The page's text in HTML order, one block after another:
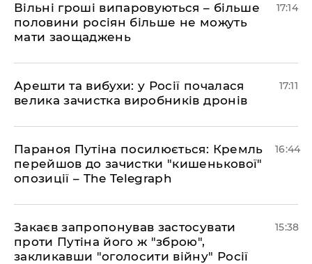
Вільні гроші випаровуються – більше
половини росіян більше не можуть
мати заощаджень
17:14
Арешти та вибухи: у Росії почалася
велика зачистка виробників дронів
17:11
Параноя Путіна посилюється: Кремль
перейшов до зачистки "кишенькової"
опозиції – The Telegraph
16:44
Закаєв запропонував застосувати
проти Путіна його ж "зброю",
закликавши "оголосити війну" Росії
15:38